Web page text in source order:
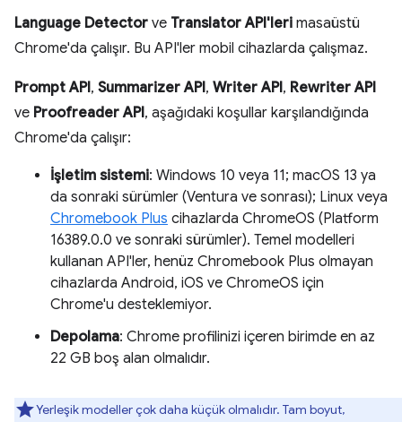
Language Detector ve Translator API'leri masaüstü
Chrome'da çalışır. Bu API'ler mobil cihazlarda çalışmaz.
Prompt API, Summarizer API, Writer API, Rewriter API
ve Proofreader API, aşağıdaki koşullar karşılandığında
Chrome'da çalışır:
İşletim sistemi: Windows 10 veya 11; macOS 13 ya
da sonraki sürümler (Ventura ve sonrası); Linux veya
Chromebook Plus cihazlarda ChromeOS (Platform
16389.0.0 ve sonraki sürümler). Temel modelleri
kullanan API'ler, henüz Chromebook Plus olmayan
cihazlarda Android, iOS ve ChromeOS için
Chrome'u desteklemiyor.
Depolama: Chrome profilinizi içeren birimde en az
22 GB boş alan olmalıdır.
Yerleşik modeller çok daha küçük olmalıdır. Tam boyut,